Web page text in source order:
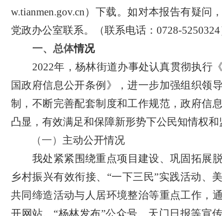
w.tianmen.gov.cn）下载。如对本报告有疑问
党政办公室联系。（联系电话： 0728-
一、 总体情况
2022年，杨林街道办事处认真贯彻执行
国政府信息公开条例》，进一步加强组织领
制，不断完善配套制度和工作规范，政府信
凸显，有效满足和保障新形势下公民知情权
（一） 主动公开情况
我处紧紧围绕重点项目建设、巩固拓展
乡村振兴有效衔接、“一下三民”实践活动、
共同缔造活动与人居环境整治等重点工作，
开网站、 “杨林发布”公众号、天门日报等宣